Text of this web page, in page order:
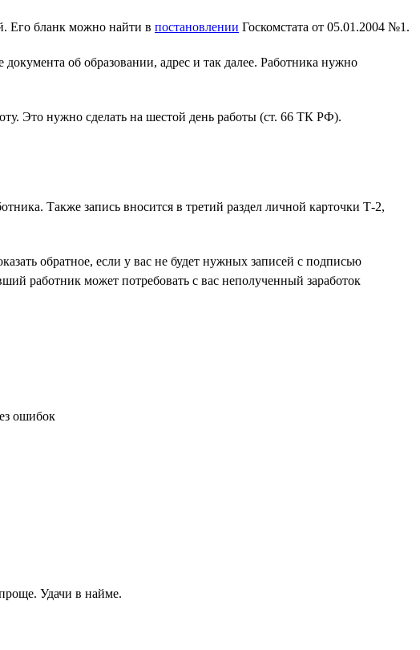
Его бланк можно найти в постановлении Госкомстата от 05.01.2004 №1.
об образовании, адрес и так далее. Работника нужно
Это нужно сделать на шестой день работы (ст. 66 ТК РФ).
Также запись вносится в третий раздел личной карточки Т-2,
обратное, если у вас не будет нужных записей с подписью
работник может потребовать с вас неполученный заработок
Удачи в найме.